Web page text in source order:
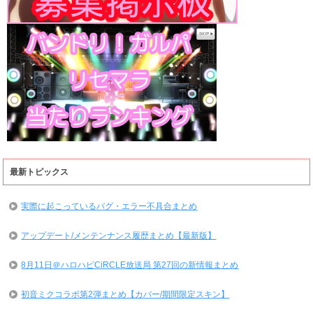
最新トピックス
実際に起こっているバグ・エラー不具合まとめ
アップデート/メンテンナンス履歴まとめ【最新版】
8月11日＠ハロハピCiRCLE放送局 第27回の新情報まとめ
初音ミクコラボ第2弾まとめ【カバー/期間限定スキン】